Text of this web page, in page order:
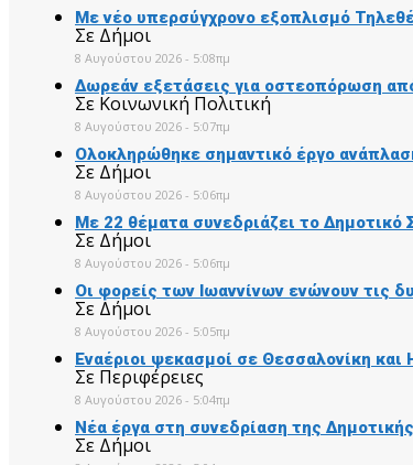
Με νέο υπερσύγχρονο εξοπλισμό
Σε Δήμοι
8 Αυγούστου 2026 - 5:08πμ
Δωρεάν εξετάσεις για οστεοπόρωση
Σε Κοινωνική Πολιτική
8 Αυγούστου 2026 - 5:07πμ
Ολοκληρώθηκε σημαντικό έργο
Σε Δήμοι
8 Αυγούστου 2026 - 5:06πμ
Με 22 θέματα συνεδριάζει το
Σε Δήμοι
8 Αυγούστου 2026 - 5:06πμ
Οι φορείς των Ιωαννίνων ενώνουν τις
Σε Δήμοι
8 Αυγούστου 2026 - 5:05πμ
Εναέριοι ψεκασμοί σε Θεσσαλονίκη και
Σε Περιφέρειες
8 Αυγούστου 2026 - 5:04πμ
Νέα έργα στη συνεδρίαση της
Σε Δήμοι